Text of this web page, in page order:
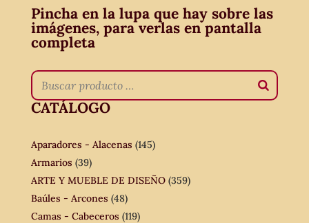
Pincha en la lupa que hay sobre las
imágenes, para verlas en pantalla
completa
CATÁLOGO
Aparadores - Alacenas (145)
Armarios (39)
ARTE Y MUEBLE DE DISEÑO (359)
Baúles - Arcones (48)
Camas - Cabeceros (119)